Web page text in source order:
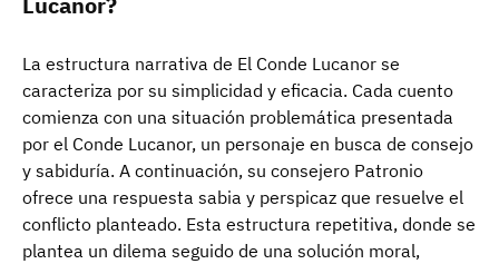
La estructura narrativa de El Conde Lucanor se
caracteriza por su simplicidad y eficacia. Cada cuento
comienza con una situación problemática presentada
por el Conde Lucanor, un personaje en busca de consejo
y sabiduría. A continuación, su consejero Patronio
ofrece una respuesta sabia y perspicaz que resuelve el
conflicto planteado. Esta estructura repetitiva, donde se
plantea un dilema seguido de una solución moral,